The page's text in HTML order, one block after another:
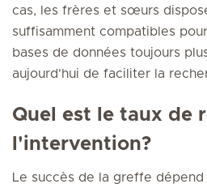
cas, les frères et sœurs
suffisamment compatibles
bases de données toujours
aujourd'hui de faciliter la
Quel est le taux de
l'intervention?
Le succès de la greffe